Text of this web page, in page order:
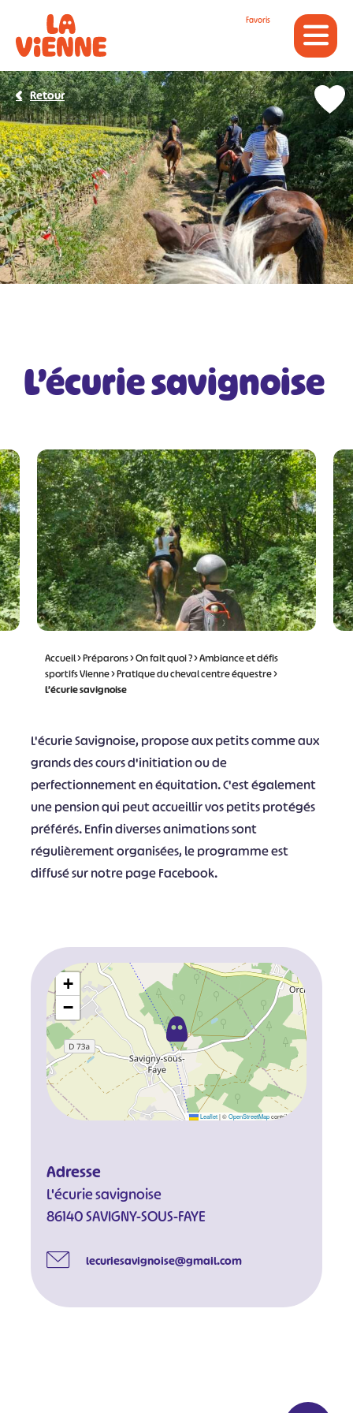
Favoris
L’écurie savignoise
Retour
Accueil>Préparons>On fait quoi ?>Ambiance et défis
sportifs Vienne>Pratique du cheval centre équestre>
L’écurie savignoise
L'écurie Savignoise, propose aux petits comme aux
grands des cours d'initiation ou de
perfectionnement en équitation. C'est également
une pension qui peut accueillir vos petits protégés
préférés. Enfin diverses animations sont
régulièrement organisées, le programme est
diffusé sur notre page Facebook.
+
−
Leaflet |©OpenStreetMapcontributors
Adresse
L'écurie savignoise
86140 SAVIGNY-SOUS-FAYE
lecuriesavignoise@gmail.com